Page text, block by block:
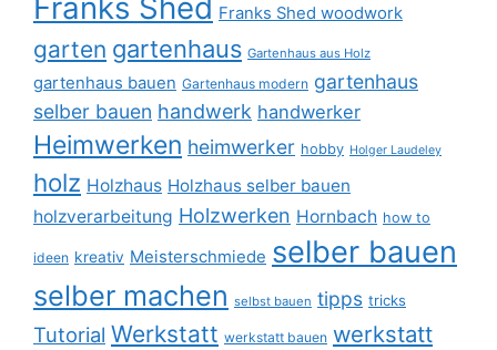
Franks Shed Franks Shed woodwork
garten gartenhaus Gartenhaus aus Holz
gartenhaus bauen Gartenhaus modern gartenhaus
selber bauen handwerk handwerker
Heimwerken heimwerker hobby Holger Laudeley
holz Holzhaus Holzhaus selber bauen
holzverarbeitung Holzwerken Hornbach how to
ideen kreativ Meisterschmiede selber bauen
selber machen selbst bauen tipps tricks
Tutorial Werkstatt werkstatt bauen werkstatt